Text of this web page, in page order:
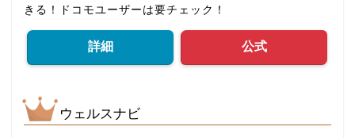
きる！ドコモユーザーは要チェック！
詳細 公式
ウェルスナビ